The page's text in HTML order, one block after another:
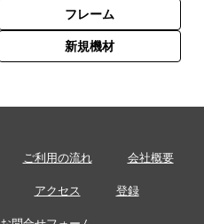
フレーム
新規機材
ご利用の流れ 会社概要
アクセス 登録